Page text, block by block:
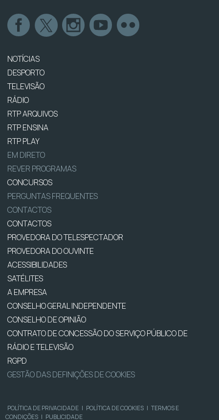
NOTÍCIAS
DESPORTO
TELEVISÃO
RÁDIO
RTP ARQUIVOS
RTP ENSINA
RTP PLAY
EM DIRETO
REVER PROGRAMAS
CONCURSOS
PERGUNTAS FREQUENTES
CONTACTOS
CONTACTOS
PROVEDORA DO TELESPECTADOR
PROVEDORA DO OUVINTE
ACESSIBILIDADES
SATÉLITES
A EMPRESA
CONSELHO GERAL INDEPENDENTE
CONSELHO DE OPINIÃO
CONTRATO DE CONCESSÃO DO SERVIÇO PÚBLICO DE
RÁDIO E TELEVISÃO
RGPD
GESTÃO DAS DEFINIÇÕES DE COOKIES
POLÍTICA DE PRIVACIDADE | POLÍTICA DE COOKIES | TERMOS E
CONDIÇÕES | PUBLICIDADE